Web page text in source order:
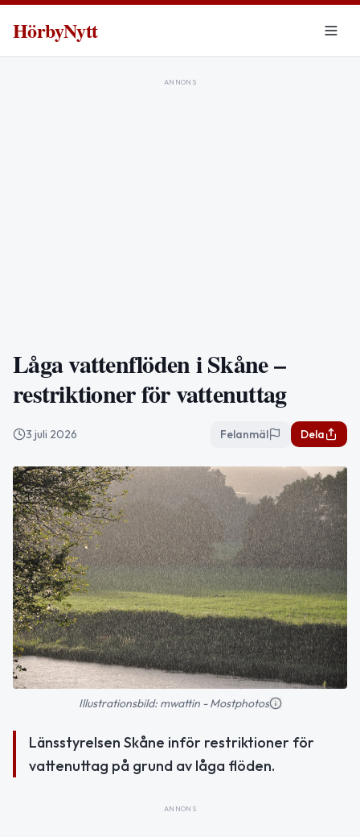
HörbyNytt
ANNONS
Låga vattenflöden i Skåne –
restriktioner för vattenuttag
3 juli 2026 Felanmäl Dela
Illustrationsbild: mwattin - Mostphotos
Länsstyrelsen Skåne inför restriktioner för
vattenuttag på grund av låga flöden.
ANNONS